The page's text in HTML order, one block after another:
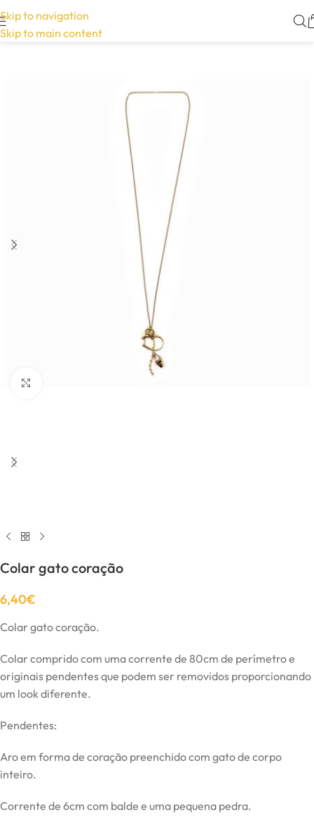
Skip to navigation
Skip to main content
Colar gato coração
6,40€
Colar gato coração.
Colar comprido com uma corrente de 80cm de perímetro e
originais pendentes que podem ser removidos proporcionando
um look diferente.
Pendentes:
Aro em forma de coração preenchido com gato de corpo
inteiro.
Corrente de 6cm com balde e uma pequena pedra.